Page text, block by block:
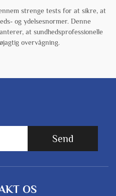
strenge tests for at sikre, at
og ydelsesnormer. Denne
at sundhedsprofessionelle
overvågning.
Send
OS